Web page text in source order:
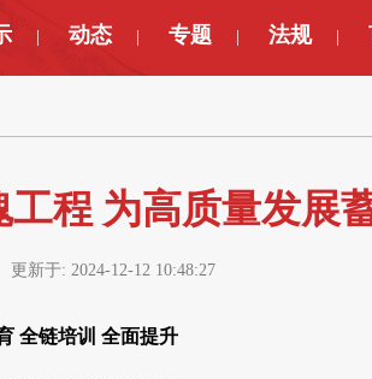
动态 专题 法规
程 为高质量发展
更新于: 2024-12-12 10:48:27
全链培训 全面提升